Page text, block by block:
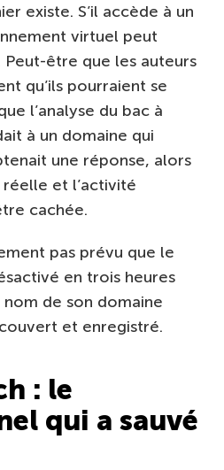
existe. S’il accède à un
virtuel peut
Peut-être que les auteurs
qu’ils pourraient se
l’analyse du bac à
à un domaine qui
une réponse, alors
réelle et l’activité
cachée.
pas prévu que le
en trois heures
de son domaine
et enregistré.
: le
qui a sauvé